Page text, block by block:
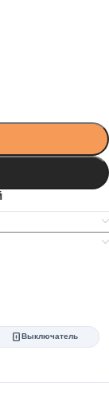
Выключатель